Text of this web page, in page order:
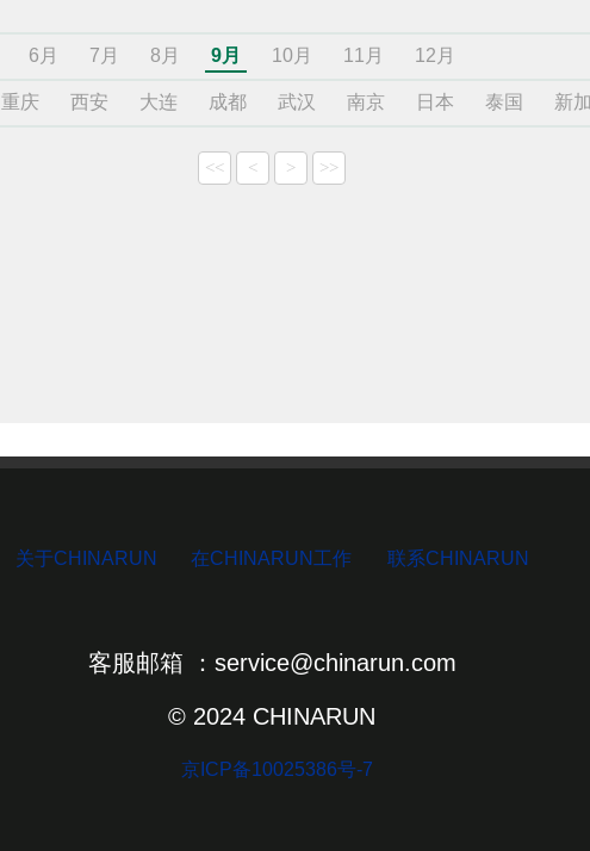
6月 7月 8月 9月 10月 11月 12月
重庆 西安 大连 成都 武汉 南京 日本 泰国 新
<< < > >>
关于CHINARUN 在CHINARUN工作 联系CHINARUN
客服邮箱 ：service@chinarun.com
© 2024 CHINARUN
京ICP备10025386号-7